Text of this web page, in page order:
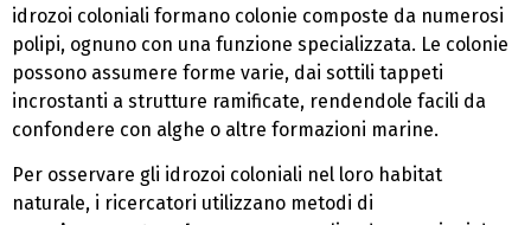
idrozoi coloniali formano colonie composte da numerosi
polipi, ognuno con una funzione specializzata. Le colonie
possono assumere forme varie, dai sottili tappeti
incrostanti a strutture ramificate, rendendole facili da
confondere con alghe o altre formazioni marine.
Per osservare gli idrozoi coloniali nel loro habitat
naturale, i ricercatori utilizzano metodi di